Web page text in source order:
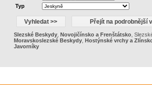
Typ
Slezské Beskydy, Novojičínsko a Frenštátsko,
Moravskoslezské Beskydy, Hostýnské vrchy a
Javorníky